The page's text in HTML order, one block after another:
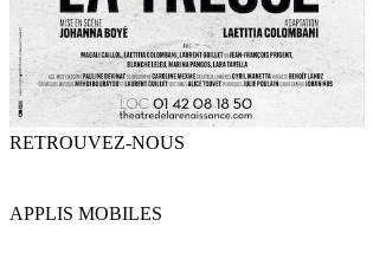
RETROUVEZ-NOUS
APPLIS MOBILES